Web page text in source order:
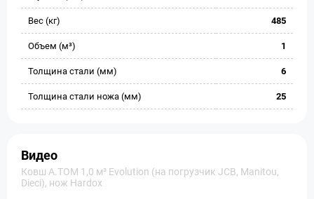
Вес (кг) 485
Объем (м³) 1
Толщина стали (мм) 6
Толщина стали ножа (мм) 25
Видео
Ковш A.TOM 1,0 м³ Evolution (на погрузчик JCB, Manitou,
Dieci), нож Hardox